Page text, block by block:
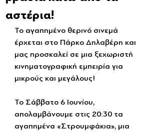
αστέρια!
Το αγαπημένο θερινό σινεμά
έρχεται στο Πάρκο Δηλαβέρη και
μας προσκαλεί σε μια ξεχωριστή
κινηματογραφική εμπειρία για
μικρούς και μεγάλους!
Το Σάββατο 6 Ιουνίου,
απολαμβάνουμε στις 20:30 τα
αγαπημένα «Στρουμφάκια», μια